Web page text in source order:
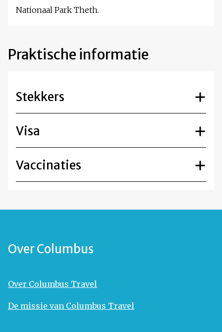
Nationaal Park Theth.
Praktische informatie
Stekkers
Visa
Vaccinaties
Over Columbus
Over Columbus Travel
De missie van Columbus Travel